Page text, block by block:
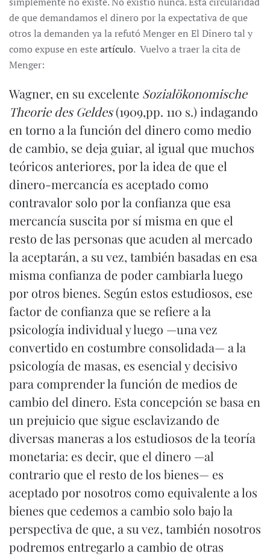
de que demandamos el dinero por la expectativa de que
otros la demanden ya la refutó Menger en El Dinero tal y
como expuse en esteartículo. Vuelvo a traer la cita de
Menger:
Wagner, en su excelente Sozialökonomische
Theorie des Geldes(1909,pp. 110 s.) indagando
en torno a la función del dinero como medio
de cambio, se deja guiar, al igual que muchos
teóricos anteriores, por la idea de que el
dinero-mercancía es aceptado como
contravalor solo por la confianza que esa
mercancía suscita por sí misma en que el
resto de las personas que acuden al mercado
la aceptarán, a su vez, también basadas en esa
misma confianza de poder cambiarla luego
por otros bienes. Según estos estudiosos, ese
factor de confianza que se refiere a la
psicología individual y luego —una vez
convertido en costumbre consolidada— a la
psicología de masas, es esencial y decisivo
para comprender la función de medios de
cambio del dinero. Esta concepción se basa en
un prejuicio que sigue esclavizando de
diversas maneras a los estudiosos de la teoría
monetaria: es decir, que el dinero —al
contrario que el resto de los bienes— es
aceptado por nosotros como equivalente a los
bienes que cedemos a cambio solo bajo la
perspectiva de que, a su vez, también nosotros
podremos entregarlo a cambio de otras